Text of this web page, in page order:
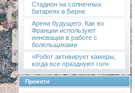
Стадион на солнечных
батареях в Берне
Арена будущего. Как во
Франции используют
инновации в работе с
болельщиками
«Робот активирует камеры,
когда все празднуют гол»
Проекти